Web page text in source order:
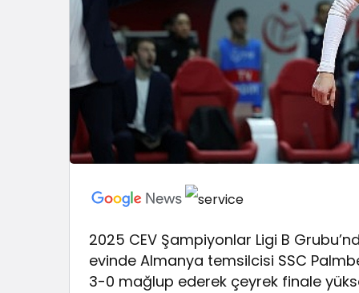
2025 CEV Şampiyonlar Ligi B
evinde Almanya temsilcisi SSC
3-0 mağlup ederek çeyrek finale